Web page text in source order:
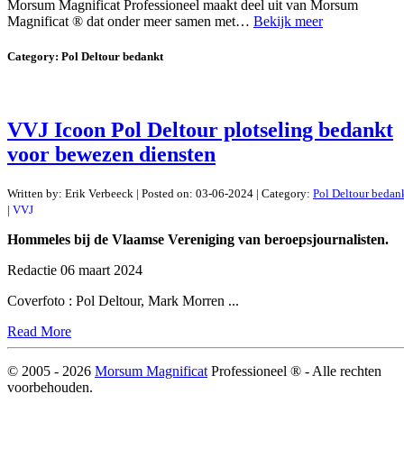
Morsum Magnificat Professioneel maakt deel uit van Morsum
Magnificat ® dat onder meer samen met… Bekijk meer
Category: Pol Deltour bedankt
VVJ Icoon Pol Deltour plotseling bedankt
voor bewezen diensten
Written by: Erik Verbeeck | Posted on: 03-06-2024 | Category: Pol Deltour
| VVJ
Hommeles bij de Vlaamse Vereniging van beroepsjournalisten.
Redactie 06 maart 2024
Coverfoto : Pol Deltour, Mark Morren ...
Read More
© 2005 - 2026 Morsum Magnificat Professioneel ® - Alle rechten
voorbehouden.